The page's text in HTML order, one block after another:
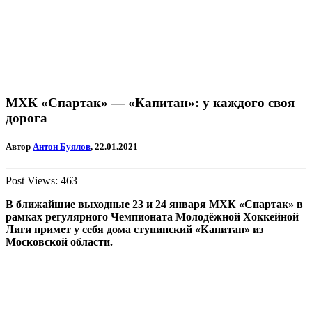
МХК «Спартак» — «Капитан»: у каждого своя
дорога
Автор Антон Буялов, 22.01.2021
Post Views: 463
В ближайшие выходные 23 и 24 января МХК «Спартак» в
рамках регулярного Чемпионата Молодёжной Хоккейной
Лиги примет у себя дома ступинский «Капитан» из
Московской области.